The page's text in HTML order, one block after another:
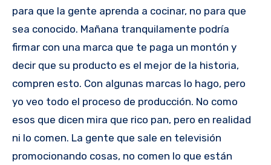
para que la gente aprenda a cocinar, no para que
sea conocido. Mañana tranquilamente podría
firmar con una marca que te paga un montón y
decir que su producto es el mejor de la historia,
compren esto. Con algunas marcas lo hago, pero
yo veo todo el proceso de producción. No como
esos que dicen mira que rico pan, pero en realidad
ni lo comen. La gente que sale en televisión
promocionando cosas, no comen lo que están